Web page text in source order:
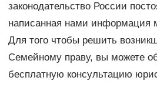
законодательство России
написанная нами информация
Для того чтобы решить
Семейному праву, вы можете
бесплатную консультацию